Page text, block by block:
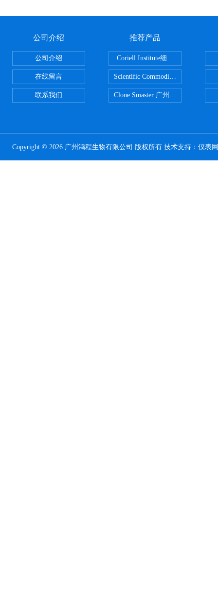
公司介绍
公司介绍
在线留言
联系我们
推荐产品
Scientific CommoditiesPE管 广州
Clone Smaster 广州鸿程代理
Copyright © 2026 广州鸿程生物有限公司 版权所有 技术支持： 仪表网